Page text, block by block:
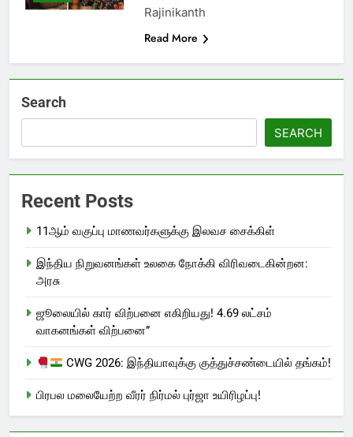
Rajinikanth
Read More
Search
SEARCH
Recent Posts
11ஆம் வகுப்பு மாணவர்களுக்கு இலவச சைக்கிள்
இந்திய நிறுவனங்கள் உலகை நோக்கி விரிவடைகின்றன:
அரசு
ஜூலையில் கார் விற்பனை எகிறியது! 4.69 லட்சம்
வாகனங்கள் விற்பனை”
CWG 2026: இந்தியாவுக்கு குத்துச்சண்டையில் தங்கம்!
பிரபல மலையேற்ற வீரர் நிர்மல் புர்ஜா உயிரிழப்பு!